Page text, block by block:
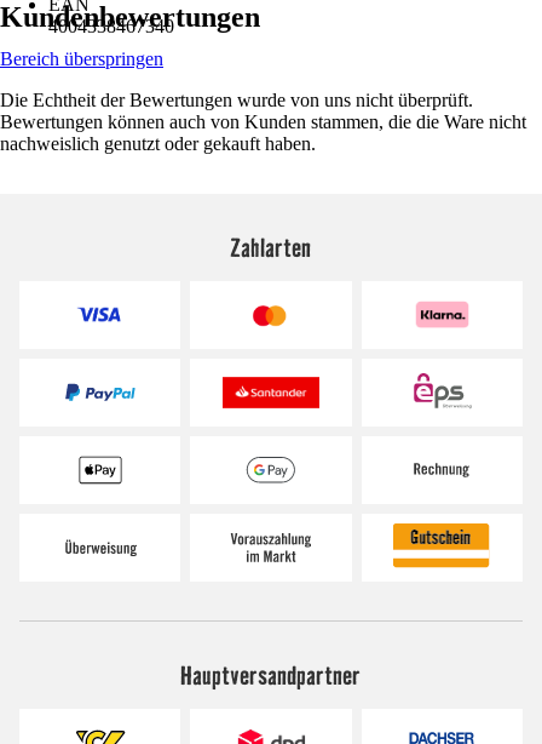
EAN
4004338467340
Kundenbewertungen
Bereich überspringen
Die Echtheit der Bewertungen wurde von uns nicht überprüft.
Bewertungen können auch von Kunden stammen, die die Ware nicht
nachweislich genutzt oder gekauft haben.
Zahlarten
Hauptversandpartner